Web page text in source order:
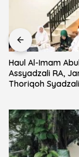
Haul Al-Imam
Assyadzali RA,
Thoriqoh